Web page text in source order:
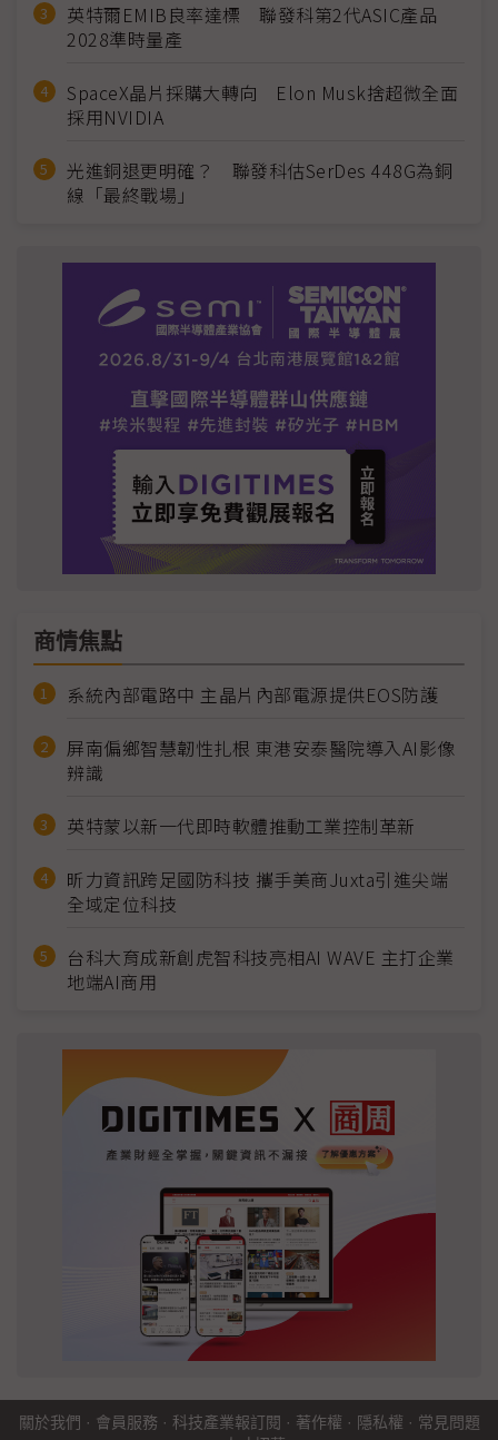
英特爾EMIB良率達標 聯發科第2代ASIC產品
2028準時量產
SpaceX晶片採購大轉向 Elon Musk捨超微全面
採用NVIDIA
光進銅退更明確？ 聯發科估SerDes 448G為銅
線「最終戰場」
商情焦點
系統內部電路中 主晶片內部電源提供EOS防護
屏南偏鄉智慧韌性扎根 東港安泰醫院導入AI影像
辨識
英特蒙以新一代即時軟體推動工業控制革新
昕力資訊跨足國防科技 攜手美商Juxta引進尖端
全域定位科技
台科大育成新創虎智科技亮相AI WAVE 主打企業
地端AI商用
關於我們 · 會員服務 · 科技產業報訂閱 · 著作權 · 隱私權 · 常見問題